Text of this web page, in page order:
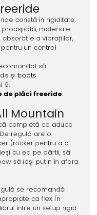
constă în rigiditate,
materiale
absorbție a vibrațiilor,
un control
să
și boots
9.
de plăci freeride.
Mountain
completă ce aduce
regulã are o
(rocker pentru a o
cu ea pe pârtii, sã
sã ieşi puțin în afara
se recomandă
ca flex. În
între un setup rigid